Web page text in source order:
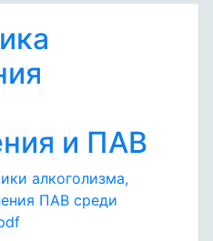
и ПАВ
алкоголизма,
ПАВ среди